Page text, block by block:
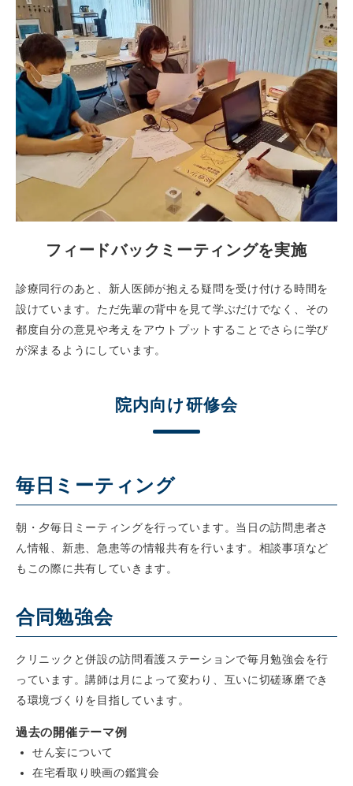
フィードバックミーティングを実施
診療同行のあと、新人医師が抱える疑問を受け付ける時間を
設けています。ただ先輩の背中を見て学ぶだけでなく、その
都度自分の意見や考えをアウトプットすることでさらに学び
が深まるようにしています。
院内向け研修会
毎日ミーティング
朝・夕毎日ミーティングを行っています。当日の訪問患者さ
ん情報、新患、急患等の情報共有を行います。相談事項など
もこの際に共有していきます。
合同勉強会
クリニックと併設の訪問看護ステーションで毎月勉強会を行
っています。講師は月によって変わり、互いに切磋琢磨でき
る環境づくりを目指しています。
過去の開催テーマ例
せん妄について
在宅看取り映画の鑑賞会